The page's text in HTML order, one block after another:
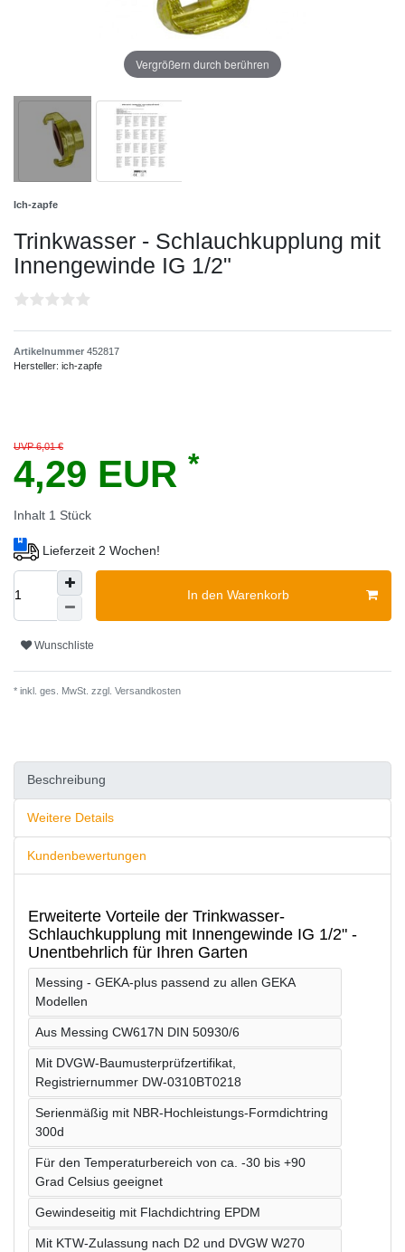
Vergrößern durch berühren
Ich-zapfe
Trinkwasser - Schlauchkupplung mit
Innengewinde IG 1/2"
Artikelnummer 452817
Hersteller: ich-zapfe
UVP 6,01 €
4,29 EUR *
Inhalt 1 Stück
Lieferzeit 2 Wochen!
In den Warenkorb
Wunschliste
* inkl. ges. MwSt. zzgl. Versandkosten
Beschreibung
Weitere Details
Kundenbewertungen
Erweiterte Vorteile der Trinkwasser-
Schlauchkupplung mit Innengewinde IG 1/2" -
Unentbehrlich für Ihren Garten
Messing - GEKA-plus passend zu allen GEKA
Modellen
Aus Messing CW617N DIN 50930/6
Mit DVGW-Baumusterprüfzertifikat,
Registriernummer DW-0310BT0218
Serienmäßig mit NBR-Hochleistungs-Formdichtring
300d
Für den Temperaturbereich von ca. -30 bis +90
Grad Celsius geeignet
Gewindeseitig mit Flachdichtring EPDM
Mit KTW-Zulassung nach D2 und DVGW W270